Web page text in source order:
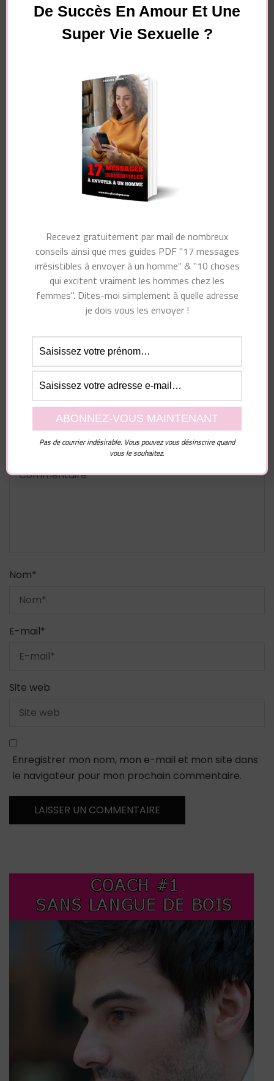
Navigation
Article précédent
7 signes qu’un
homme se sert de toi
(il se trahit en faisant
Vous pourriez également aimer...
Laisser un commentaire
Votre adresse e-mail ne sera pas publiée.Les
champs obligatoires sont indiqués avec *
Commentaire
Nom*
E-mail*
Site web
Enregistrer mon nom, mon e-mail et mon site dans
le navigateur pour mon prochain commentaire.
De Succès En Amour Et Une
Super Vie Sexuelle ?
Recevez gratuitement par mail de nombreux
conseils ainsi que mes guides PDF "17 messages
irrésistibles à envoyer à un homme" & "10 choses
qui excitent vraiment les hommes chez les
femmes". Dites-moi simplement à quelle adresse
je dois vous les envoyer !
Pas de courrier indésirable. Vous pouvez vous désinscrire quand
vous le souhaitez.